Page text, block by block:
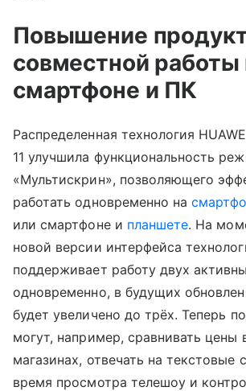
Повышение
совместной работы
смартфоне и ПК
Распределенная технология
11 улучшила функциональность
«Мультискрин», позволяющего
работать одновременно на
или смартфоне и планшете. На
новой версии интерфейса
поддерживает работу двух
одновременно, в будущих
будет увеличено до трёх. Теперь
могут, например, сравнивать цены
магазинах, отвечать на текстовые
время просмотра телешоу и